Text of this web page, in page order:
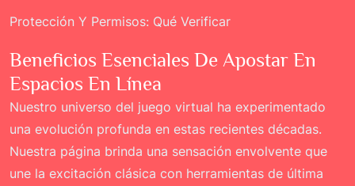
Protección Y Permisos: Qué Verificar
Beneficios Esenciales De Apostar En
Espacios En Línea
Nuestro universo del juego virtual ha experimentado
una evolución profunda en estas recientes décadas.
Nuestra página brinda una sensación envolvente que
une la excitación clásica con herramientas de última